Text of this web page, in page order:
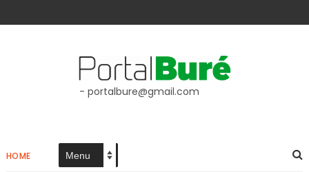
- portalbure@gmail.com
HOME